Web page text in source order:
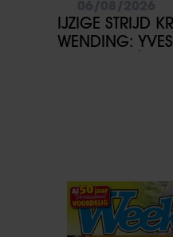
verzameld op basis van
gaat akkoord met onze
IJZIGE STRIJD
WENDING: